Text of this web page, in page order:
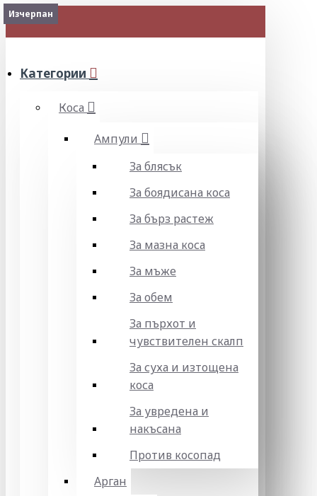
МЕНЮ
Категории
Коса
Ампули
За блясък
За боядисана коса
За бърз растеж
За мазна коса
За мъже
За обем
За пърхот и
чувствителен скалп
За суха и изтощена
коса
За увредена и
накъсана
Против косопад
Арган
Изчерпан
Изчерпан
Изчерпан
Изчерпан
Изчерпан
Изчерпан
Изчерпан
Изчерпан